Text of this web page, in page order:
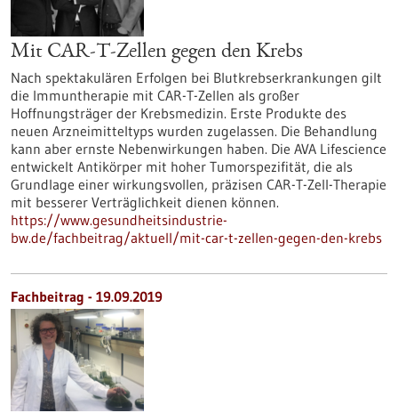
Mit CAR-T-Zellen gegen den Krebs
Nach spektakulären Erfolgen bei Blutkrebserkrankungen gilt
die Immuntherapie mit CAR-T-Zellen als großer
Hoffnungsträger der Krebsmedizin. Erste Produkte des
neuen Arzneimitteltyps wurden zugelassen. Die Behandlung
kann aber ernste Nebenwirkungen haben. Die AVA Lifescience
entwickelt Antikörper mit hoher Tumorspezifität, die als
Grundlage einer wirkungsvollen, präzisen CAR-T-Zell-Therapie
mit besserer Verträglichkeit dienen können.
https://www.gesundheitsindustrie-
bw.de/fachbeitrag/aktuell/mit-car-t-zellen-gegen-den-krebs
Fachbeitrag - 19.09.2019